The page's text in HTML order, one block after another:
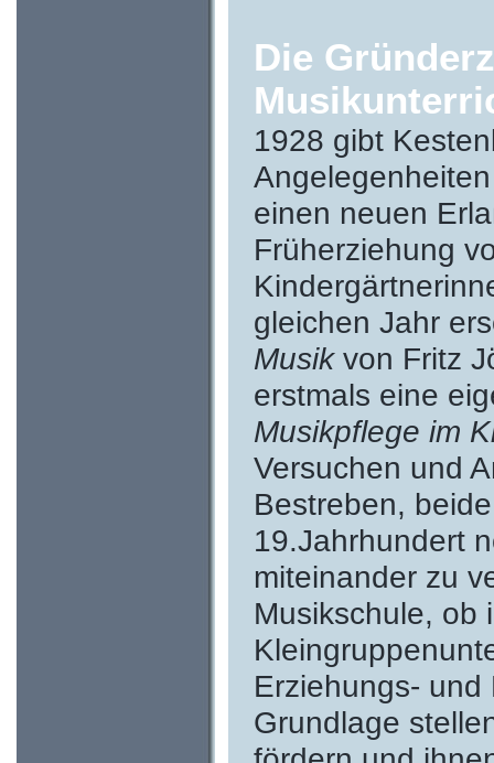
Die
1928 gibt
einen neuen
Früherziehung
gleichen Jahr
Musik von Fritz
erstmals eine
Musikpflege im
Versuchen und
Bestreben,
19.Jahrhundert
miteinander zu
Musikschule, ob
Erziehungs-
Grundlage